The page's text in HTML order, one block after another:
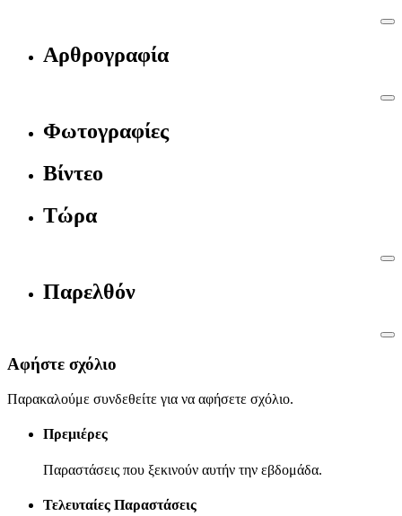
Αρθρογραφία
Φωτογραφίες
Βίντεο
Τώρα
Παρελθόν
Αφήστε σχόλιο
Παρακαλούμε συνδεθείτε για να αφήσετε σχόλιο.
Πρεμιέρες
Παραστάσεις που ξεκινούν αυτήν την εβδομάδα.
Τελευταίες Παραστάσεις